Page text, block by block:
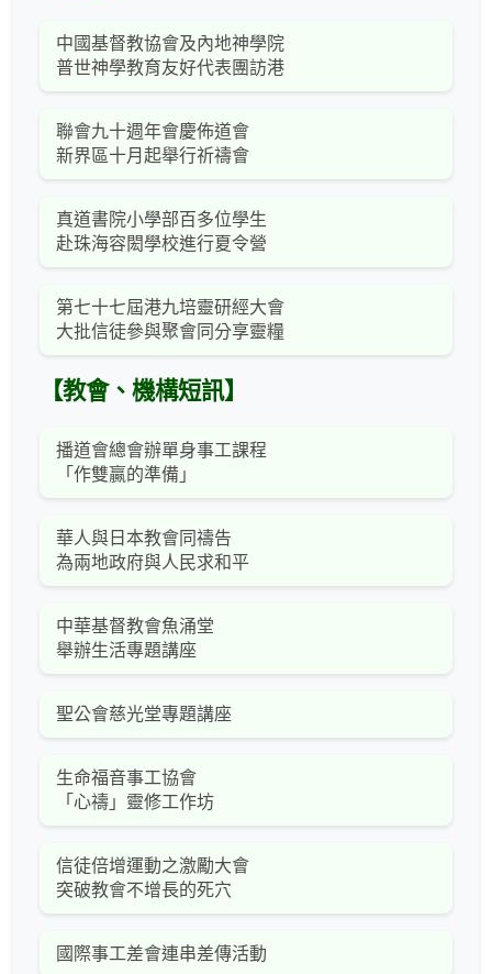
中國基督教協會及內地神學院
普世神學教育友好代表團訪港
聯會九十週年會慶佈道會
新界區十月起舉行祈禱會
真道書院小學部百多位學生
赴珠海容閎學校進行夏令營
第七十七屆港九培靈研經大會
大批信徒參與聚會同分享靈糧
【教會、機構短訊】
播道會總會辦單身事工課程
「作雙贏的準備」
華人與日本教會同禱告
為兩地政府與人民求和平
中華基督教會魚涌堂
舉辦生活專題講座
聖公會慈光堂專題講座
生命福音事工協會
「心禱」靈修工作坊
信徒倍增運動之激勵大會
突破教會不增長的死穴
國際事工差會連串差傳活動